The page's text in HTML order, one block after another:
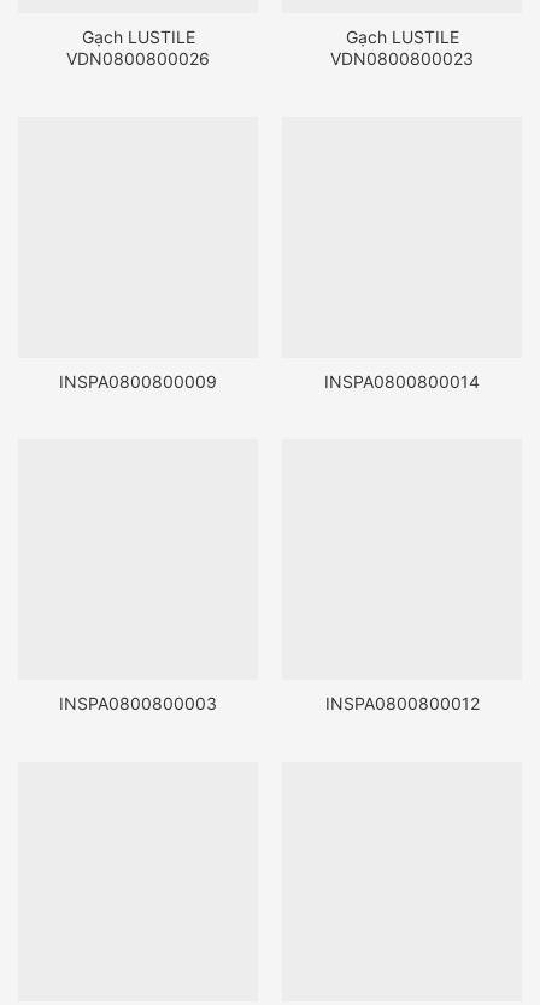
Gạch LUSTILE
VDN0800800026
Gạch LUSTILE
VDN0800800023
INSPA0800800009 INSPA0800800014
INSPA0800800003 INSPA0800800012